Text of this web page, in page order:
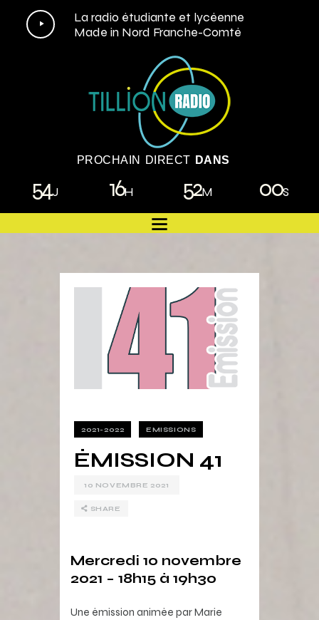
La radio étudiante et lycéenne
Made in Nord Franche-Comté
Lecteur
audio
PROCHAIN DIRECT DANS
54J 16H 51M 58S
2021-2022 EMISSIONS
ÉMISSION 41
10 NOVEMBRE 2021
SHARE
Mercredi 10 novembre
2021 – 18h15 à 19h30
Une émission animée par Marie